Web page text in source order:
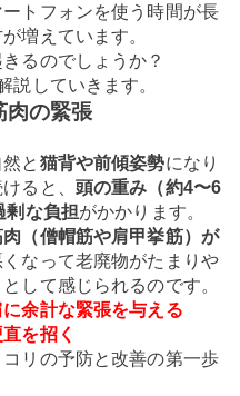
トフォンを使う時間が長
増えています。
るのでしょうか？
説していきます。
肉の緊張
と 猫背や前傾姿勢になり
ると、 頭の重み（約4〜6
剰な負担がかかります。
（僧帽筋や肩甲挙筋）が
なって老廃物がたまりや
して感じられるのです。
余計な緊張を与える
を招く
リの予防と改善の第一歩